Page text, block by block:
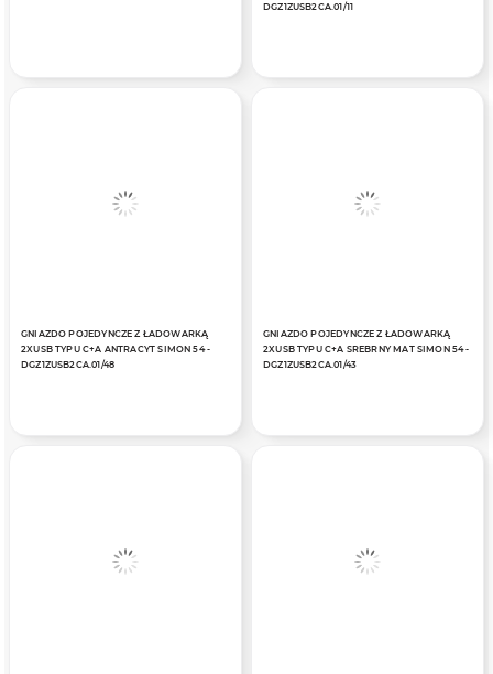
DGZ1ZUSB2CA.01/11
GNIAZDO POJEDYNCZE Z ŁADOWARKĄ
2XUSB TYPU C+A ANTRACYT SIMON 54 -
DGZ1ZUSB2CA.01/48
GNIAZDO POJEDYNCZE Z ŁADOWARKĄ
2XUSB TYPU C+A SREBRNY MAT SIMON 54 -
DGZ1ZUSB2CA.01/43